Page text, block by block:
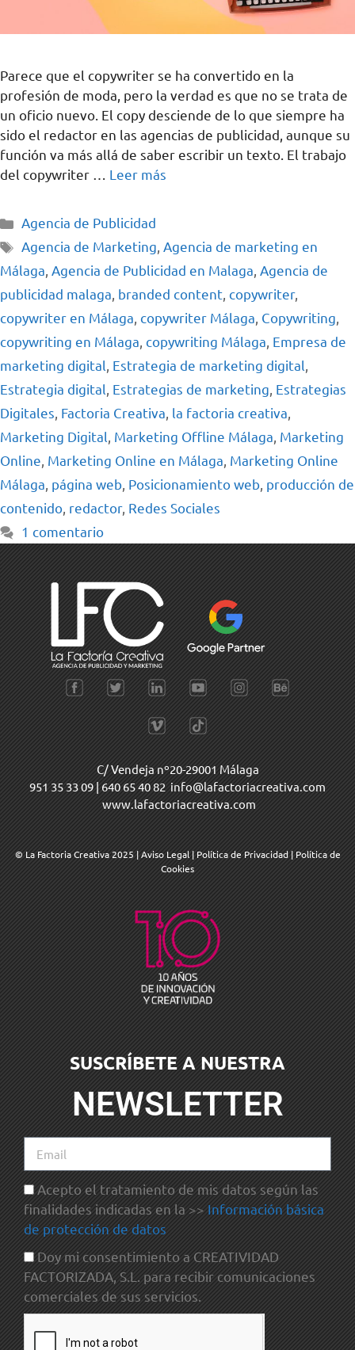
Parece que el copywriter se ha convertido en la
profesión de moda, pero la verdad es que no se trata de
un oficio nuevo. El copy desciende de lo que siempre ha
sido el redactor en las agencias de publicidad, aunque su
función va más allá de saber escribir un texto. El trabajo
del copywriter … Leer más
Agencia de Publicidad
Agencia de Marketing,Agencia de marketing en
Málaga, Agencia de Publicidad en Malaga, Agencia de
publicidad malaga, branded content, copywriter,
copywriter en Málaga, copywriter Málaga, Copywriting,
copywriting en Málaga, copywriting Málaga, Empresa de
marketing digital, Estrategia de marketing digital,
Estrategia digital, Estrategias de marketing, Estrategias
Digitales, Factoria Creativa, la factoria creativa,
Marketing Digital, Marketing Offline Málaga, Marketing
Online, Marketing Online en Málaga, Marketing Online
Málaga, página web, Posicionamiento web, producción de
contenido, redactor, Redes Sociales
1 comentario
C/ Vendeja nº20-29001 Málaga
951 35 33 09 | 640 65 40 82 info@lafactoriacreativa.com
www.lafactoriacreativa.com
© La Factoria Creativa 2025 |Aviso Legal | Política de Privacidad | Política de
Cookies
SUSCRÍBETE A NUESTRA
NEWSLETTER
Acepto el tratamiento de mis datos según las
finalidades indicadas en la >> Información básica
de protección de datos
Doy mi consentimiento a CREATIVIDAD
FACTORIZADA, S.L. para recibir comunicaciones
comerciales de sus servicios.